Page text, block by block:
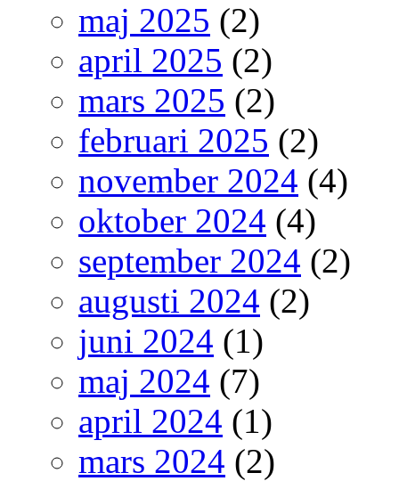
maj 2025 (2)
april 2025 (2)
mars 2025 (2)
februari 2025 (2)
november 2024 (4)
oktober 2024 (4)
september 2024 (2)
augusti 2024 (2)
juni 2024 (1)
maj 2024 (7)
april 2024 (1)
mars 2024 (2)